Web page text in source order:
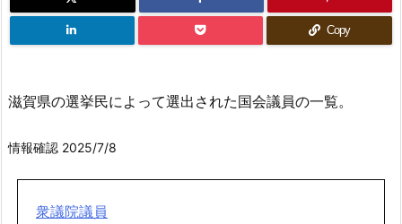
Copy
滋賀県の選挙民によって選出された国会議員の一覧。
情報確認 2025/7/8
衆議院議員